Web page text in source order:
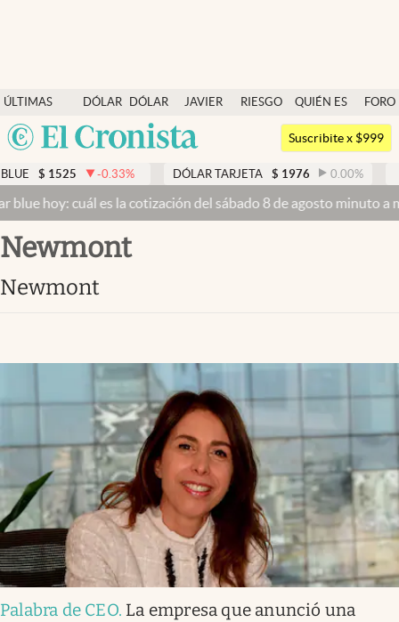
ÚLTIMAS
NOTICIAS
DÓLAR
DÓLAR
BLUE
JAVIER
RIESGO
QUIÉN ES
QUIÉN
FORO
Argentina
México
Dólar
Members
Economía y Política
Finanzas y Mercados
Mercados Online
Infotechnology
Clase
Mundial 2026
Eventos Corporativos
El Cronista Studio
Mediakit
Suscribite x $999
1525 -0.33 % DÓLAR TARJETA $ 1976 0.00% DÓLAR
cuál es la cotización del sábado 8 de agosto minuto a minuto
Newmont
Newmont
Palabra de CEO. La empresa que anunció una